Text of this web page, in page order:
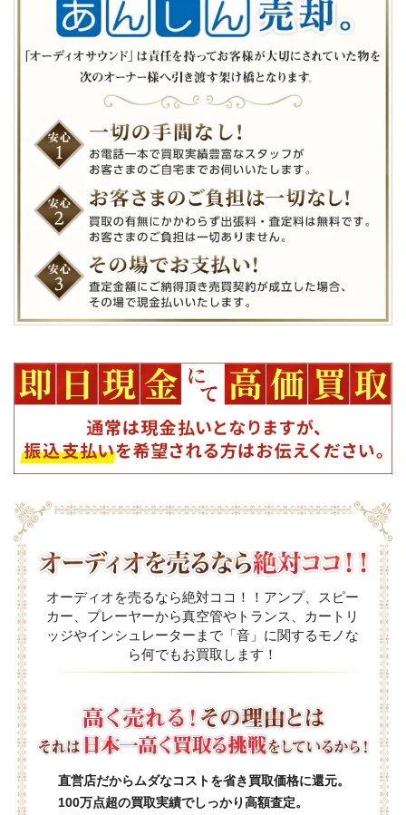
オーディオを売るなら絶対ココ！！アンプ、スピー
カー、プレーヤーから真空管やトランス、カートリ
ッジやインシュレーターまで「音」に関するモノな
ら何でもお買取します！
直営店だからムダなコストを省き買取価格に還元。
100万点超の買取実績でしっかり高額査定。